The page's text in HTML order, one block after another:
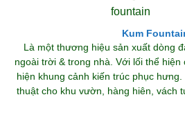
Kum
Là một thương hiệu sản xuất dòng
ngoài trời & trong nhà. Với lối thể hiện
hiện khung cảnh kiến trúc phục
thuật cho khu vườn, hàng hiên, vách